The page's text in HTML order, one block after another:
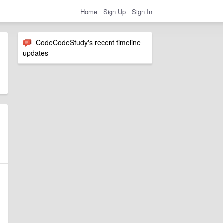
Home Sign Up Sign In
CodeCodeStudy's recent timeline
updates